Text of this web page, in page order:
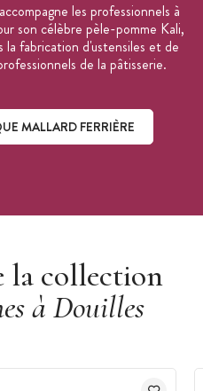
les professionnels à
son célèbre pèle-pomme Kali,
la fabrication d'ustensiles et de
de la pâtisserie.
MALLARD FERRIÈRE
la collection
à Douilles